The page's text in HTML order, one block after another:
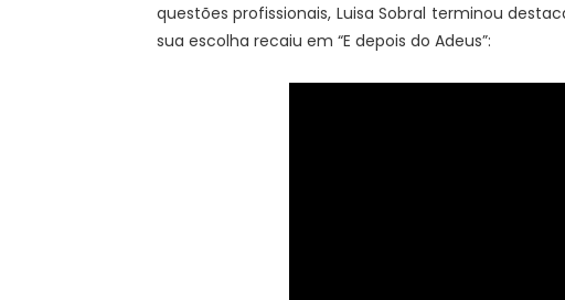
questões profissionais, Luisa Sobral terminou
sua escolha recaiu em “E depois do Adeus”: